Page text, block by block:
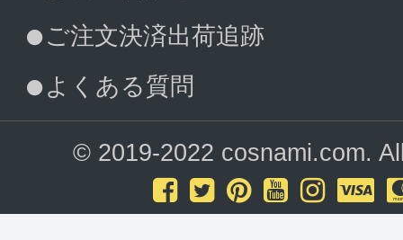
ご注文決済出荷追跡
よくある質問
© 2019-2022 cosnami.com.